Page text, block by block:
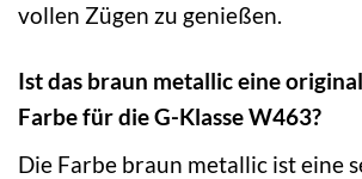
vollen Zügen zu genießen.
Ist das braun metallic eine
Farbe für die G-Klasse W463?
Die Farbe braun metallic ist eine